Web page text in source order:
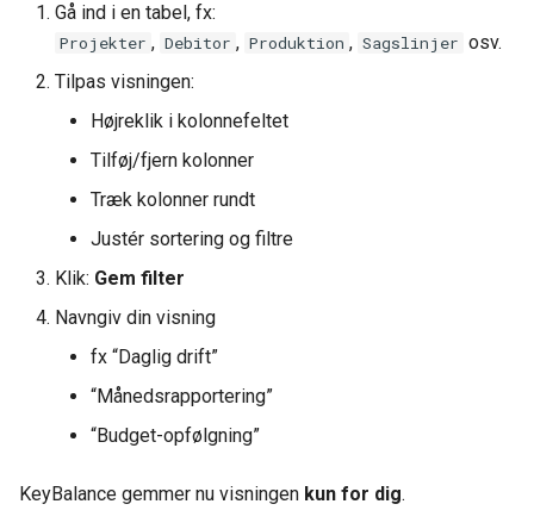
Gå ind i en tabel, fx:
Projekter , Debitor , Produktion , Sagslinjer osv.
Tilpas visningen:
Højreklik i kolonnefeltet
Tilføj/fjern kolonner
Træk kolonner rundt
Justér sortering og filtre
Klik: Gem filter
Navngiv din visning
fx “Daglig drift”
“Månedsrapportering”
“Budget-opfølgning”
KeyBalance gemmer nu visningen kun for dig.